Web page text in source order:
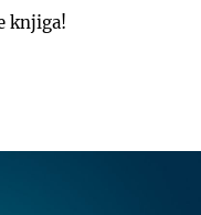
knjiga!